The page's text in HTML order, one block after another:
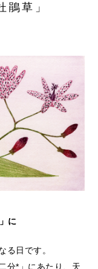
草」
に
る日です。
分*」にあたり、天